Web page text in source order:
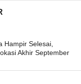
Hampir Selesai,
Akhir September